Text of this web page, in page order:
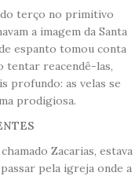
do terço no primitivo
a imagem da Santa
espanto tomou conta
tentar reacendê-las,
profundo: as velas se
prodigiosa.
Zacarias, estava
pela igreja onde a